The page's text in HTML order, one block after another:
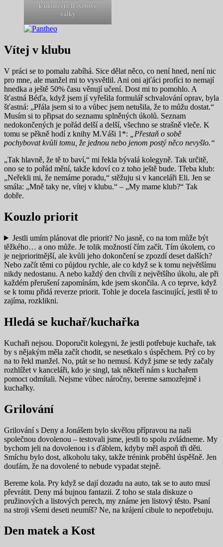
k ukončení II.světové
války
Vítej v klubu
V práci se to pomalu zabíhá. Sice dělat něco, co není hned, není nic
pro mne, ale manžel mi to vysvětlil. Ani oni ajťáci profíci to nemají
hnedka a ještě 50% času věnují učení. Dost mi to pomohlo. A
šťastná Béďa, když jsem jí vyřešila formulář schvalování oprav, byla
šťastná: „Přála jsem si to a vůbec jsem netušila, že to můžu dostat.“
Musím si to připsat do seznamu splněných úkolů. Seznam
nedokončených je pořád delší a delší, všechno se strašně vleče. K
tomu se pěkně hodí z knihy M.Váši 1*:
„Přestaň o sobě
pochybovat kvůli tomu, že jednou nebo jenom postý něco nevyšlo.“
„Tak hlavně, že tě to baví,“ mi řekla bývalá kolegyně. Tak určitě,
ono se to pořád mění, takže kdoví co z toho ještě bude. Třeba klub:
„Neřekli mi, že nemáme poradu,“ stěžuju si v kanceláři Eli. Jen se
smála: „Mně taky ne, vítej v klubu.“ – „My mame klub?“ Tak
dobře.
Kouzlo priorit
Jestli umím plánovat dle priorit? No jasně, co na tom může být
těžkého… a ono může. Je tolik možností čím začít. Tím úkolem, co
je nejprioritnější, ale kvůli jeho dokončení se zpozdí deset dalších?
Nebo začít těmi co půjdou rychle, ale co když se k tomu největšímu
nikdy nedostanu. A nebo každý den chvíli z největšího úkolu, ale při
každém přerušení zapomínám, kde jsem skončila. A co teprve, když
se k tomu přidá reverze priorit. Tohle je docela fascinující, jestli tě to
zajíma, rozklikni.
Hledá se kuchař/kuchařka
Kuchaři nejsou. Doporučit kolegyni, že jestli potřebuje kuchaře, tak
by s nějakým měla začít chodit, se nesetkalo s úspěchem. Prý co by
na to řekl manžel. No, ptát se ho nemusí. Když jsme se tedy začaly
rozhlížet v kanceláři, kdo je singl, tak někteří nám s kuchařem
pomoct odmítali. Nejsme vůbec náročny, bereme samozřejmě i
kuchařky.
Grilování
Grilování s Deny a Jonášem bylo skvělou přípravou na naši
společnou dovolenou – testovali jsme, jestli to spolu zvládneme. My
bychom jeli na dovolenou i s ďáblem, kdyby měl aspoň tři děti.
Smíchu bylo dost, alkoholu taky, takže trénink proběhl úspěšně. Jen
doufám, že na dovolené to nebude vypadat stejně.
Bereme kola. Pry když se dají dozadu na auto, tak se to auto musí
převrátit. Deny má bujnou fantazii. Z toho se stala diskuze o
pružinových a listových perech, my známe jen listový těsto. Psaní
na stroji všemi deseti neumíš? Ne, na krájení cibule to nepotřebuju.
Den matek a Kost